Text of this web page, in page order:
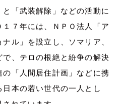
と「武装解除」などの活動に
７年には、ＮＰＯ法人「ア
ル」を設立し、ソマリア、
、テロの根絶と紛争の解決
「人間居住計画」などに携
本の若い世代の一人とし